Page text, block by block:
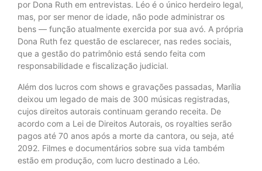
por Dona Ruth em entrevistas. Léo é o único herdeiro legal,
mas, por ser menor de idade, não pode administrar os
bens — função atualmente exercida por sua avó. A própria
Dona Ruth fez questão de esclarecer, nas redes sociais,
que a gestão do patrimônio está sendo feita com
responsabilidade e fiscalização judicial.
Além dos lucros com shows e gravações passadas, Marília
deixou um legado de mais de 300 músicas registradas,
cujos direitos autorais continuam gerando receita. De
acordo com a Lei de Direitos Autorais, os royalties serão
pagos até 70 anos após a morte da cantora, ou seja, até
2092. Filmes e documentários sobre sua vida também
estão em produção, com lucro destinado a Léo.